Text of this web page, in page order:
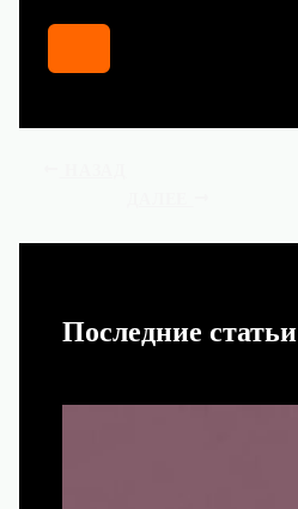
Последние статьи